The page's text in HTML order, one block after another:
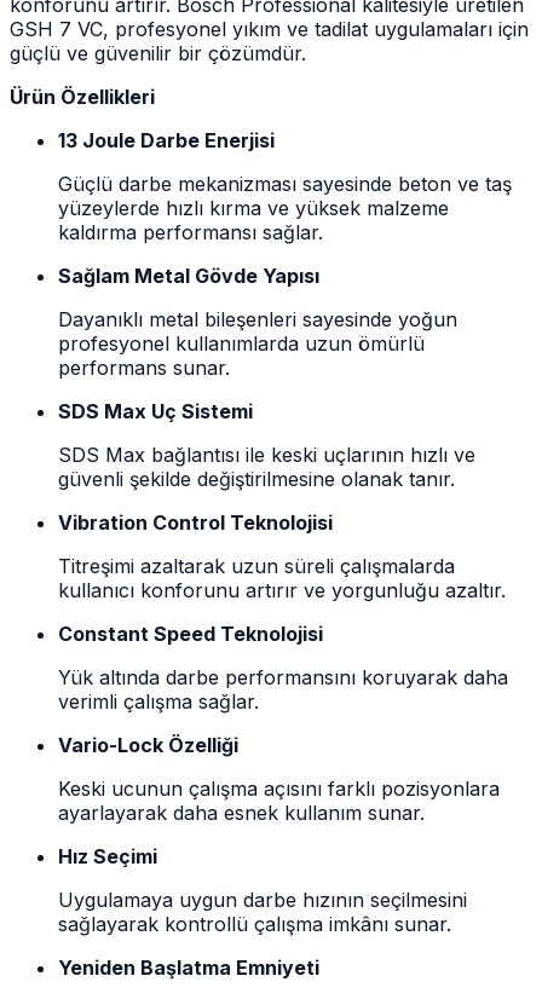
GSH 7 VC, profesyonel yıkım ve tadilat uygulamaları için
güçlü ve güvenilir bir çözümdür.
Ürün Özellikleri
13 Joule Darbe Enerjisi
Güçlü darbe mekanizması sayesinde beton ve taş
yüzeylerde hızlı kırma ve yüksek malzeme
kaldırma performansı sağlar.
Sağlam Metal Gövde Yapısı
Dayanıklı metal bileşenleri sayesinde yoğun
profesyonel kullanımlarda uzun ömürlü
performans sunar.
SDS Max Uç Sistemi
SDS Max bağlantısı ile keski uçlarının hızlı ve
güvenli şekilde değiştirilmesine olanak tanır.
Vibration Control Teknolojisi
Titreşimi azaltarak uzun süreli çalışmalarda
kullanıcı konforunu artırır ve yorgunluğu azaltır.
Constant Speed Teknolojisi
Yük altında darbe performansını koruyarak daha
verimli çalışma sağlar.
Vario-Lock Özelliği
Keski ucunun çalışma açısını farklı pozisyonlara
ayarlayarak daha esnek kullanım sunar.
Hız Seçimi
Uygulamaya uygun darbe hızının seçilmesini
sağlayarak kontrollü çalışma imkânı sunar.
Yeniden Başlatma Emniyeti